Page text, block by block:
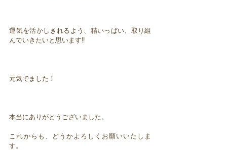
運気を活かしきれるよう、精いっぱい、取り組
んでいきたいと思います‼️
元気でました！
本当にありがとうございました。
これからも、どうかよろしくお願いいたしま
す。